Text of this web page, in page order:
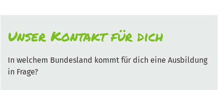
Unser Kontakt für dich
In welchem Bundesland kommt für dich eine Ausbildung
in Frage?